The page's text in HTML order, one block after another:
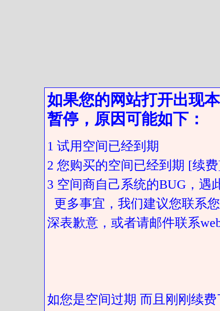
如果您的网站打开出现
暂停，原因可能如下：
1 试用空间已经到期
2 您购买的空间已经到期 [续
3 空间商自己系统的BUG，遇
更多事宜，我们建议您联系
深表歉意，或者请邮件联系
如您是空间过期 而且刚刚续